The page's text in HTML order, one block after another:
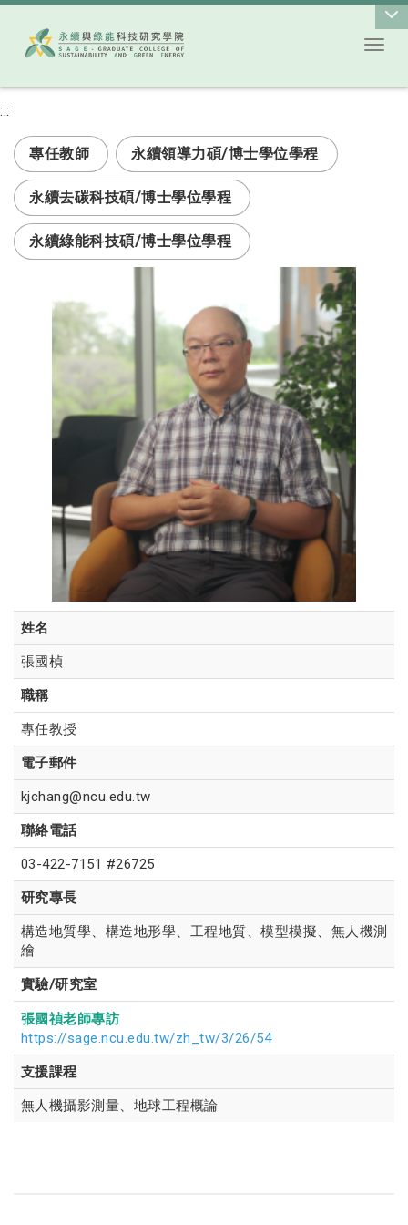
跳到主要內容
:::
次選單
專任教師 永續領導力碩/博士學位學程
永續去碳科技碩/博士學位學程
永續綠能科技碩/博士學位學程
姓名
張國楨
職稱
專任教授
電子郵件
kjchang@ncu.edu.tw
聯絡電話
03-422-7151 #26725
研究專長
構造地質學、構造地形學、工程地質、模型模擬、無人機測
繪
實驗/研究室
張國禎老師專訪
https://sage.ncu.edu.tw/zh_tw/3/26/54
支援課程
無人機攝影測量、地球工程概論